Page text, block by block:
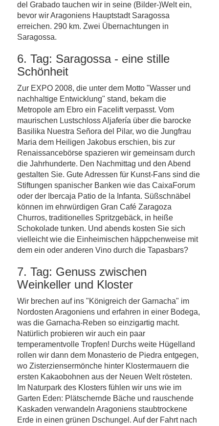
del Grabado tauchen wir in seine (Bilder-)Welt ein,
bevor wir Aragoniens Hauptstadt Saragossa
erreichen. 290 km. Zwei Übernachtungen in
Saragossa.
6. Tag: Saragossa - eine stille
Schönheit
Zur EXPO 2008, die unter dem Motto "Wasser und
nachhaltige Entwicklung" stand, bekam die
Metropole am Ebro ein Facelift verpasst. Vom
maurischen Lustschloss Aljafería über die barocke
Basilika Nuestra Señora del Pilar, wo die Jungfrau
Maria dem Heiligen Jakobus erschien, bis zur
Renaissancebörse spazieren wir gemeinsam durch
die Jahrhunderte. Den Nachmittag und den Abend
gestalten Sie. Gute Adressen für Kunst-Fans sind die
Stiftungen spanischer Banken wie das CaixaForum
oder der Ibercaja Patio de la Infanta. Süßschnäbel
können im ehrwürdigen Gran Café Zaragoza
Churros, traditionelles Spritzgebäck, in heiße
Schokolade tunken. Und abends kosten Sie sich
vielleicht wie die Einheimischen häppchenweise mit
dem ein oder anderen Vino durch die Tapasbars?
7. Tag: Genuss zwischen
Weinkeller und Kloster
Wir brechen auf ins "Königreich der Garnacha" im
Nordosten Aragoniens und erfahren in einer Bodega,
was die Garnacha-Reben so einzigartig macht.
Natürlich probieren wir auch ein paar
temperamentvolle Tropfen! Durchs weite Hügelland
rollen wir dann dem Monasterio de Piedra entgegen,
wo Zisterziensermönche hinter Klostermauern die
ersten Kakaobohnen aus der Neuen Welt rösteten.
Im Naturpark des Klosters fühlen wir uns wie im
Garten Eden: Plätschernde Bäche und rauschende
Kaskaden verwandeln Aragoniens staubtrockene
Erde in einen grünen Dschungel. Auf der Fahrt nach